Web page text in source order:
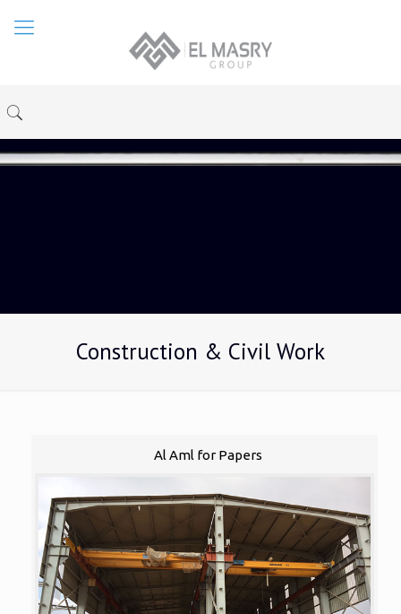
Construction & Civil Work
Al Aml for Papers